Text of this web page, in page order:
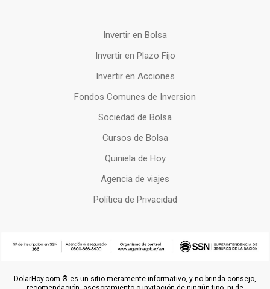
Invertir en Bolsa
Invertir en Plazo Fijo
Invertir en Acciones
Fondos Comunes de Inversion
Sociedad de Bolsa
Cursos de Bolsa
Quiniela de Hoy
Agencia de viajes
Política de Privacidad
DolarHoy.com ® es un sitio meramente informativo, y no brinda consejo,